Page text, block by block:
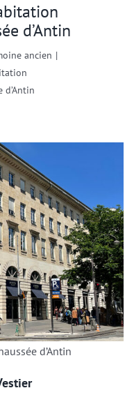
d’Antin
ancien |
d’Antin
d’Antin